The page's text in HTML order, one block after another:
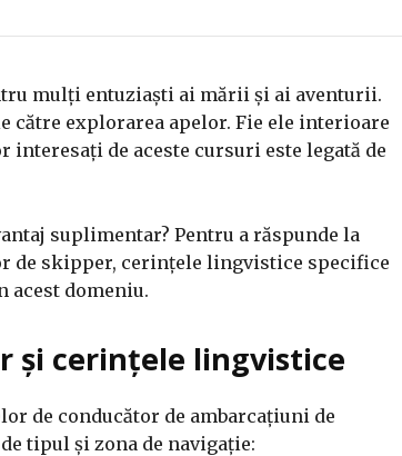
mulți entuziaști ai mării și ai aventurii.
către explorarea apelor. Fie ele interioare
de aceste cursuri este legată de
suplimentar? Pentru a răspunde la
de skipper, cerințele lingvistice specifice
acest domeniu.
și cerințele lingvistice
de conducător de ambarcațiuni de
tipul și zona de navigație: